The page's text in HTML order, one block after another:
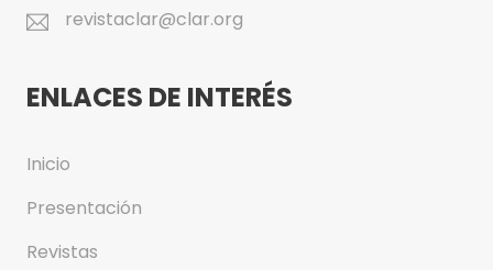
revistaclar@clar.org
ENLACES DE INTERÉS
Inicio
Presentación
Revistas